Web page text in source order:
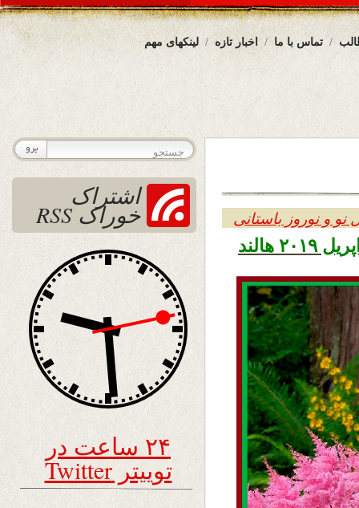
لینکهای مهم اخبار تازه تماس با ما
نو و نوروز باستانی
اشتراک
خوراک RSS
۲۴ ساعت در
توییتر Twitter